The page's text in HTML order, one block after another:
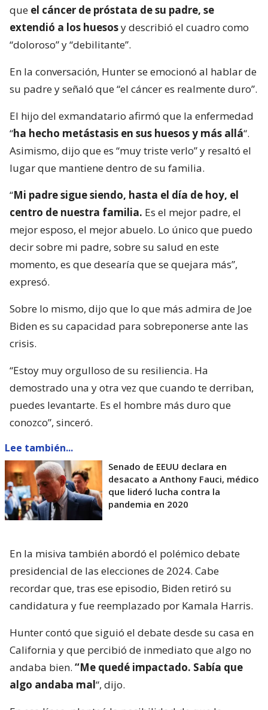
que el cáncer de próstata de su padre, se
extendió a los huesosy describió el cuadro como
“doloroso” y “debilitante”.
En la conversación, Hunter se emocionó al hablar de
su padre y señaló que “el cáncer es realmente duro”.
El hijo del exmandatario afirmó que la enfermedad
“ha hecho metástasis en sus huesos y más allá“.
Asimismo, dijo que es “muy triste verlo” y resaltó el
lugar que mantiene dentro de su familia.
“Mi padre sigue siendo, hasta el día de hoy, el
centro de nuestra familia. Es el mejor padre, el
mejor esposo, el mejor abuelo. Lo único que puedo
decir sobre mi padre, sobre su salud en este
momento, es que desearía que se quejara más”,
expresó.
Sobre lo mismo, dijo que lo que más admira de Joe
Biden es su capacidad para sobreponerse ante las
crisis.
“Estoy muy orgulloso de su resiliencia. Ha
demostrado una y otra vez que cuando te derriban,
puedes levantarte. Es el hombre más duro que
conozco”, sinceró.
Lee también...
Senado de EEUU declara en
desacato a Anthony Fauci, médico
que lideró lucha contra la
pandemia en 2020
En la misiva también abordó el polémico debate
presidencial de las elecciones de 2024. Cabe
recordar que, tras ese episodio, Biden retiró su
candidatura y fue reemplazado por Kamala Harris.
Hunter contó que siguió el debate desde su casa en
California y que percibió de inmediato que algo no
andaba bien. “Me quedé impactado. Sabía que
algo andaba mal“, dijo.